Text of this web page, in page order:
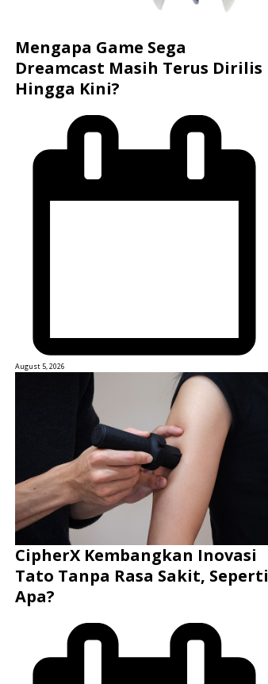
Mengapa Game Sega
Dreamcast Masih Terus Dirilis
Hingga Kini?
August 5, 2026
CipherX Kembangkan Inovasi
Tato Tanpa Rasa Sakit, Seperti
Apa?